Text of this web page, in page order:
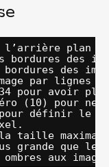
l’arrière plan
des
des
par lignes
pour avoir
(10) pour
définir le
taille maximal
grande que le
aux